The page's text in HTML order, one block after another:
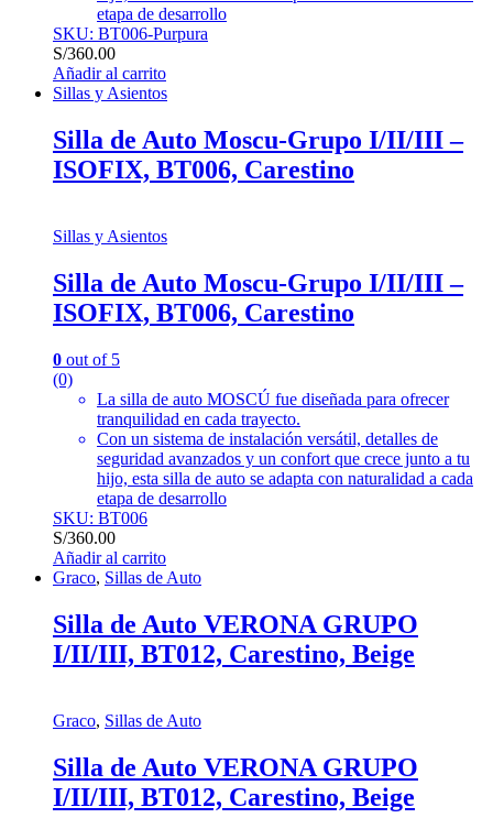
etapa de desarrollo
SKU: BT006-Purpura
S/360.00
Añadir al carrito
Sillas y Asientos
Silla de Auto Moscu-Grupo I/II/III –
ISOFIX, BT006, Carestino
Sillas y Asientos
Silla de Auto Moscu-Grupo I/II/III –
ISOFIX, BT006, Carestino
0 out of 5
(0)
La silla de auto MOSCÚ fue diseñada para ofrecer
tranquilidad en cada trayecto.
Con un sistema de instalación versátil, detalles de
seguridad avanzados y un confort que crece junto a tu
hijo, esta silla de auto se adapta con naturalidad a cada
etapa de desarrollo
SKU: BT006
S/360.00
Añadir al carrito
Graco, Sillas de Auto
Silla de Auto VERONA GRUPO
I/II/III, BT012, Carestino, Beige
Graco, Sillas de Auto
Silla de Auto VERONA GRUPO
I/II/III, BT012, Carestino, Beige